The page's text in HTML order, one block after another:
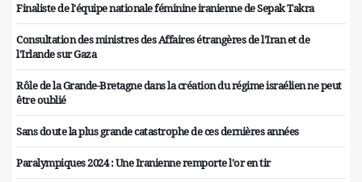
Finaliste de l'équipe nationale féminine iranienne de Sepak Takra
Consultation des ministres des Affaires étrangères de l'Iran et de
l'Irlande sur Gaza
Rôle de la Grande-Bretagne dans la création du régime israélien ne peut
être oublié
Sans doute la plus grande catastrophe de ces dernières années
Paralympiques 2024 : Une Iranienne remporte l'or en tir